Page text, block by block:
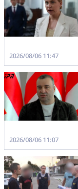
2026/08/06 11:47
2026/08/06 11:07